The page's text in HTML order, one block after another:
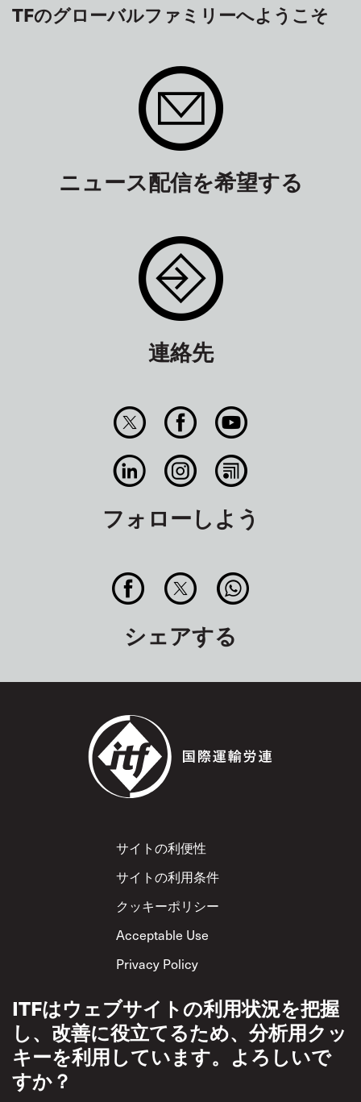
TFのグローバルファミリーへようこそ
ニュース配信を希望する
連絡先
フォローしよう
シェアする
Footer
サイトの利便性
サイトの利用条件
クッキーポリシー
Acceptable Use
Privacy Policy
ITFはウェブサイトの利用状況を把握
し、改善に役立てるため、分析用クッ
キーを利用しています。よろしいで
すか？